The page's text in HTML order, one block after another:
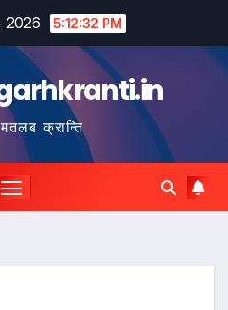
2026 5:12:33 PM
क्रान्ति